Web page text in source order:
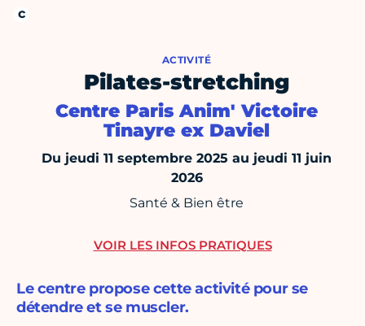
ACTIVITÉ
Pilates-stretching
Centre Paris Anim' Victoire
Tinayre ex Daviel
Du jeudi 11 septembre 2025 au jeudi 11 juin
2026
Santé & Bien être
Le centre propose cette activité pour se
détendre et se muscler.
VOIR LES INFOS PRATIQUES